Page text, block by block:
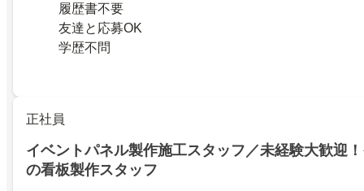
履歴書不要
友達と応募OK
学歴不問
正社員
イベントパネル製作施工スタッフ／未経験大歓迎
の看板製作スタッフ